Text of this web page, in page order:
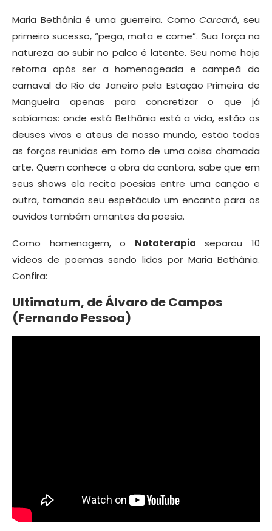
Maria Bethânia é uma guerreira. ComoCarcará, seu
primeiro sucesso, “pega, mata e come”. Sua força na
natureza ao subir no palco é latente. Seu nome hoje
retorna após ser a homenageada e campeã do
carnaval do Rio de Janeiro pela Estação Primeira de
Mangueira apenas para concretizar o que já
sabíamos: onde está Bethânia está a vida, estão os
deuses vivos e ateus de nosso mundo, estão todas
as forças reunidas em torno de uma coisa chamada
arte. Quem conhece a obra da cantora, sabe que em
seus shows ela recita poesias entre uma canção e
outra, tornando seu espetáculo um encanto para os
ouvidos também amantes da poesia.
Como homenagem, o Notaterapia separou 10
vídeos de poemas sendo lidos por Maria Bethânia.
Confira:
Ultimatum, de Álvaro de Campos
(Fernando Pessoa)